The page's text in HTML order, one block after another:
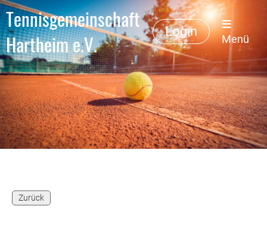
Tennisgemeinschaft
Hartheim e.V.
Login
Menü
Zurück